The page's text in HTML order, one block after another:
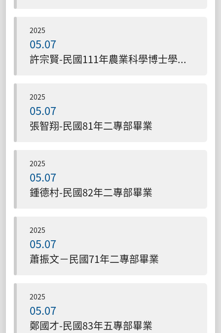
2025
05.07
許宗賢-民國111年農業科學博士學位學程畢業
2025
05.07
張智翔-民國81年二專部畢業
2025
05.07
鍾德村-民國82年二專部畢業
2025
05.07
蕭振文－民國71年二專部畢業
2025
05.07
鄭國才-民國83年五專部畢業